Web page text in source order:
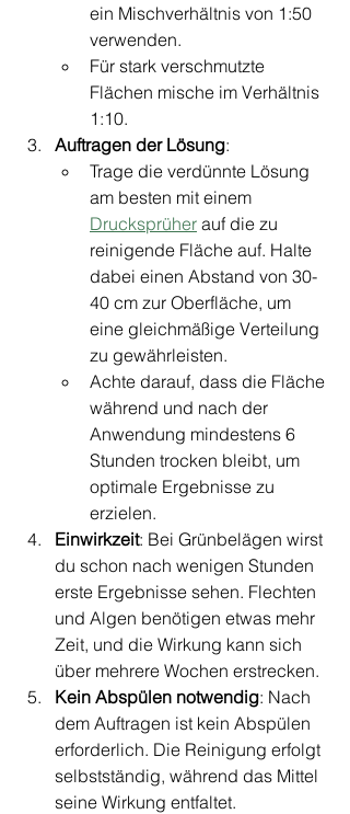
ein Mischverhältnis von 1:50
verwenden.
Für stark verschmutzte
Flächen mische im Verhältnis
1:10.
Auftragen der Lösung:
Trage die verdünnte Lösung
am besten mit einem
Drucksprüher auf die zu
reinigende Fläche auf. Halte
dabei einen Abstand von 30-
40 cm zur Oberfläche, um
eine gleichmäßige Verteilung
zu gewährleisten.
Achte darauf, dass die Fläche
während und nach der
Anwendung mindestens 6
Stunden trocken bleibt, um
optimale Ergebnisse zu
erzielen.
Einwirkzeit: Bei Grünbelägen wirst
du schon nach wenigen Stunden
erste Ergebnisse sehen. Flechten
und Algen benötigen etwas mehr
Zeit, und die Wirkung kann sich
über mehrere Wochen erstrecken.
Kein Abspülen notwendig: Nach
dem Auftragen ist kein Abspülen
erforderlich. Die Reinigung erfolgt
selbstständig, während das Mittel
seine Wirkung entfaltet.